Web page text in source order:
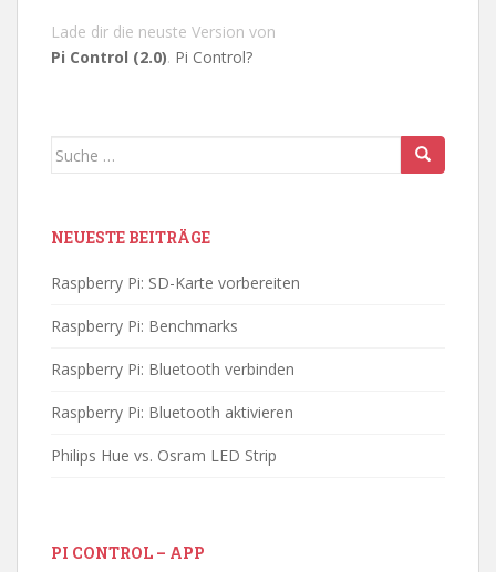
Lade dir die neuste Version von
Pi Control (2.0). Pi Control?
Suche
NEUESTE BEITRÄGE
Raspberry Pi: SD-Karte vorbereiten
Raspberry Pi: Benchmarks
Raspberry Pi: Bluetooth verbinden
Raspberry Pi: Bluetooth aktivieren
Philips Hue vs. Osram LED Strip
PI CONTROL – APP